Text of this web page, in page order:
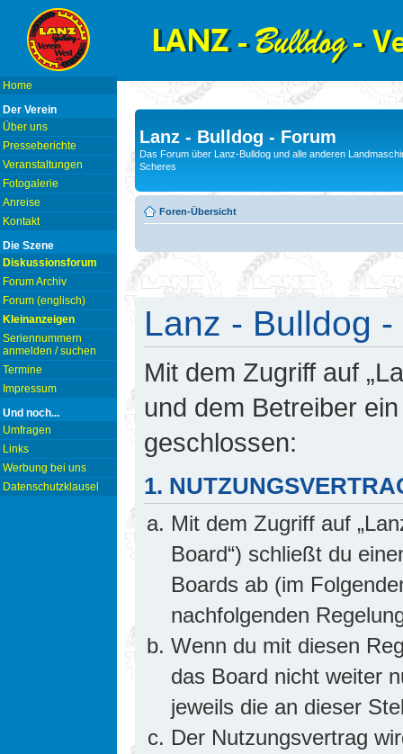
Home
Der Verein
Über uns
Presseberichte
Veranstaltungen
Fotogalerie
Anreise
Kontakt
Die Szene
Diskussionsforum
Forum Archiv
Forum (englisch)
Kleinanzeigen
Seriennummern
anmelden / suchen
Termine
Impressum
Und noch...
Umfragen
Links
Werbung bei uns
Datenschutzklausel
Lanz - Bulldog - Forum
Das Forum über Lanz-Bulldog und alle anderen
Scheres
Foren-Übersicht
Lanz - Bulldog
Mit dem Zugriff auf
und dem Betreiber
geschlossen:
1.
Mit dem Zugriff auf
Board“) schließt du
Boards ab (im
nachfolgenden
Wenn du mit diesen
das Board nicht weiter
jeweils die an dieser
Der Nutzungsvertrag